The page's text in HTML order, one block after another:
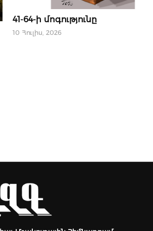
10 ՀՈՒԼԻՍԻ, 2026
41-64-ի մոգությունը
10 Հուլիս, 2026